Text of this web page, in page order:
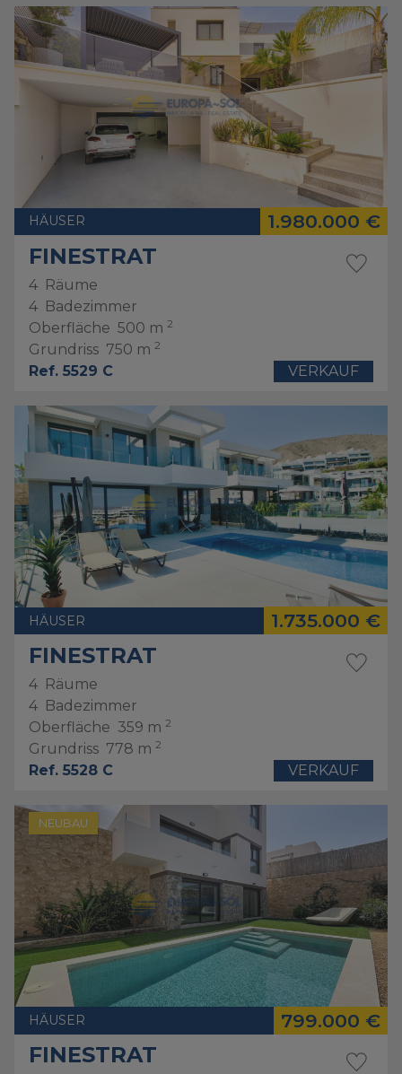
HÄUSER 1.980.000 €
FINESTRAT
4 Räume
4 Badezimmer
Oberfläche 500 m 2
Grundriss 750 m 2
Ref. 5529 C VERKAUF
HÄUSER 1.735.000 €
FINESTRAT
4 Räume
4 Badezimmer
Oberfläche 359 m 2
Grundriss 778 m 2
Ref. 5528 C VERKAUF
NEUBAU
HÄUSER 799.000 €
FINESTRAT